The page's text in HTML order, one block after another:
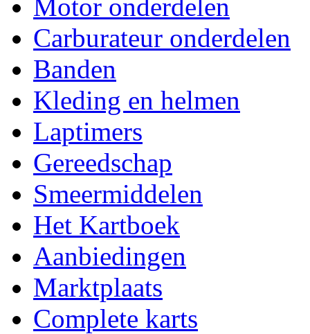
Motor onderdelen
Carburateur onderdelen
Banden
Kleding en helmen
Laptimers
Gereedschap
Smeermiddelen
Het Kartboek
Aanbiedingen
Marktplaats
Complete karts